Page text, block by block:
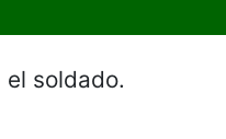
soldado.